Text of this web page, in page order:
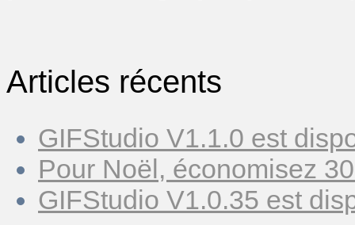
Articles récents
GIFStudio V1.1.0 est
Pour Noël, économisez
GIFStudio V1.0.35 est